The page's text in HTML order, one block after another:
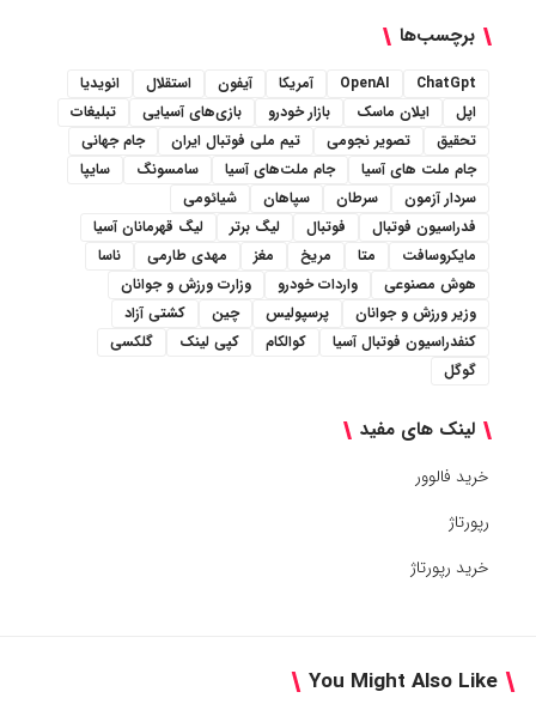
برچسب‌ها
ChatGpt
OpenAI آمریکا آیفون استقلال
انویدیا
اپل
ایلان ماسک بازار خودرو بازی‌های آسیایی
تبلیغات
تحقیق
تصویر نجومی تیم ملی فوتبال ایران
جام جهانی
جام ملت های آسیا
جام ملت‌های آسیا سامسونگ
سایپا
سردار آزمون
سرطان سپاهان
شیائومی
فدراسیون فوتبال
فوتبال لیگ برتر
لیگ قهرمانان آسیا
مایکروسافت
متا مریخ مغز مهدی طارمی
ناسا
هوش مصنوعی
واردات خودرو
وزارت ورزش و جوانان
وزیر ورزش و جوانان
پرسپولیس چین
کشتی آزاد
کنفدراسیون فوتبال آسیا
کوالکام کپی لینک
گلکسی
گوگل
لینک های مفید
خرید فالوور
رپورتاژ
خرید رپورتاژ
You Might Also Like